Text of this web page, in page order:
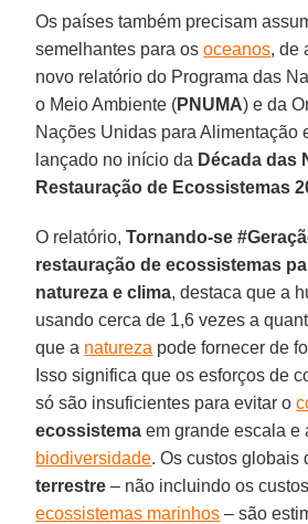
Os países também precisam
semelhantes para osoceanos, de
novo relatório do Programa das
o Meio Ambiente (PNUMA) e da
Nações Unidas para Alimentação
lançado no início da Década das
Restauração de Ecossistemas
O relatório,Tornando-se
restauração de ecossistemas
natureza e clima, destaca que a
usando cerca de 1,6 vezes a
que a natureza pode fornecer de
Isso significa que os esforços de
só são insuficientes para evitar o
ecossistema em grande escala e
biodiversidade. Os custos globais
terrestre – não incluindo os
ecossistemas marinhos – são